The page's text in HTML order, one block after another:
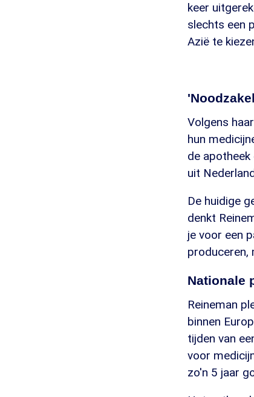
keer
slechts een
Azië te
Volgens
hun
de
uit
De huidige
denkt
je voor een
produceren,
Nationale
Reineman
binnen
tijden van
voor
zo'n 5 jaar